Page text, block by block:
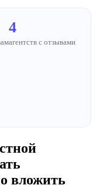
4
агентств с отзывами
вложить